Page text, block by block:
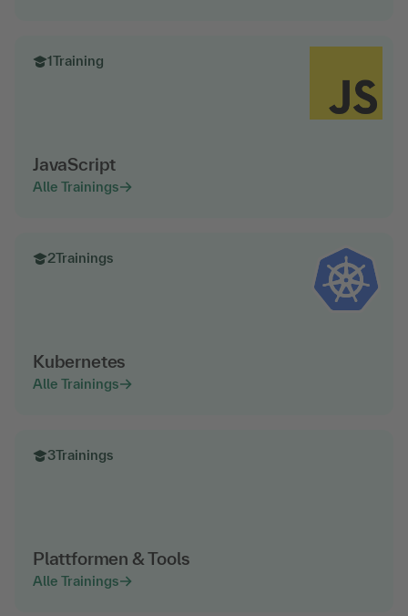
1Training
JavaScript
Alle Trainings
2Trainings
Kubernetes
Alle Trainings
3Trainings
Plattformen & Tools
Alle Trainings